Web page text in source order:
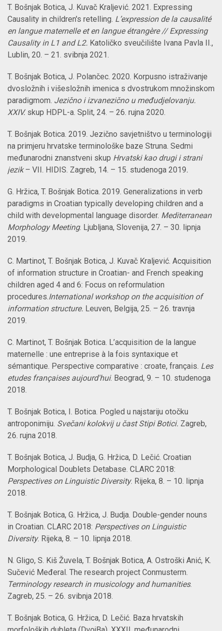
T. Bošnjak Botica, J. Kuvač Kraljević. 2021. Expressing
Causality in children's retelling. L’expression de la causalité
en langue maternelle et en langue étrangère // Expressing
Causality in L1 and L2. Katoličko sveučilište Ivana Pavla II.,
Lublin, 20. – 21. svibnja 2021.
T. Bošnjak Botica, J. Polančec. 2020. Korpusno istraživanje
dvosložnih i višesložnih imenica s dvostrukom množinskom
paradigmom. Jezično i izvanezično u međudjelovanju.
XXIV. skup HDPL-a. Split, 24. – 26. rujna 2020.
T. Bošnjak Botica. 2019. Jezično savjetništvo u terminologiji
na primjeru hrvatske terminološke baze Struna. Sedmi
međunarodni znanstveni skup Hrvatski kao drugi i strani
jezik– VII. HIDIS. Zagreb, 14. – 15. studenoga 2019.
G. Hržica, T. Bošnjak Botica. 2019. Generalizations in verb
paradigms in Croatian typically developing children and a
child with developmental language disorder. Mediterranean
Morphology Meeting. Ljubljana, Slovenija, 27. – 30. lipnja
2019.
C. Martinot, T. Bošnjak Botica, J. Kuvač Kraljević. Acquisition
of information structure in Croatian- and French speaking
children aged 4 and 6: Focus on reformulation
procedures.International workshop on the acquisition of
information structure. Leuven, Belgija, 25. – 26. travnja
2019.
C. Martinot, T. Bošnjak Botica. L’acquisition de la langue
maternelle : une entreprise à la fois syntaxique et
sémantique. Perspective comparative : croate, français. Les
etudes françaises aujourd'hui. Beograd, 9. – 10. studenoga
2018.
T. Bošnjak Botica, I. Botica. Pogled u najstariju otočku
antroponimiju. Svečani kolokvij u čast Stipi Botici. Zagreb,
26. rujna 2018.
T. Bošnjak Botica, J. Budja, G. Hržica, D. Lečić. Croatian
Morphological Doublets Detabase. CLARC 2018:
Perspectives on Linguistic Diversity. Rijeka, 8. – 10. lipnja
2018.
T. Bošnjak Botica, G. Hržica, J. Budja. Double-gender nouns
in Croatian. CLARC 2018: Perspectives on Linguistic
Diversity. Rijeka, 8. – 10. lipnja 2018.
N. Gligo, S. Kiš Žuvela, T. Bošnjak Botica, A. Ostroški Anić, K.
Sučević Međeral. The research project Conmusterm.
Terminology research in musicology and humanities.
Zagreb, 25. – 26. svibnja 2018.
T. Bošnjak Botica, G. Hržica, D. Lečić. Baza hrvatskih